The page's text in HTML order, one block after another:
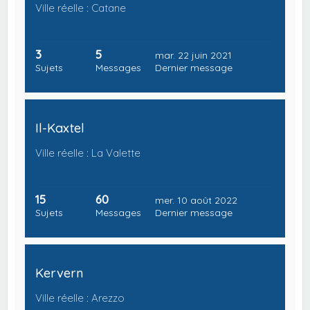
Ville réelle : Catane
3
Sujets
5
Messages
mar. 22 juin 2021
Dernier message
Il-Kaxtel
Ville réelle : La Valette
15
Sujets
60
Messages
mer. 10 août 2022
Dernier message
Kervern
Ville réelle : Arezzo